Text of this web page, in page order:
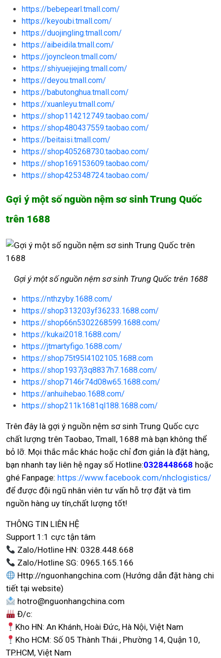
https://bebepearl.tmall.com/
https://keyoubi.tmall.com/
https://duojingling.tmall.com/
https://aibeidila.tmall.com/
https://joyncleon.tmall.com/
https://shiyuejiejing.tmall.com/
https://deyou.tmall.com/
https://babutonghua.tmall.com/
https://xuanleyu.tmall.com/
https://shop114212749.taobao.com/
https://shop480437559.taobao.com/
https://beitaisi.tmall.com/
https://shop405268730.taobao.com/
https://shop169153609.taobao.com/
https://shop425348724.taobao.com/
Gợi ý một số nguồn nệm sơ sinh Trung Quốc
trên 1688
Gợi ý một số nguồn nệm sơ sinh Trung Quốc trên 1688
https://nthzyby.1688.com/
https://shop313203yf36233.1688.com/
https://shop66n5302268599.1688.com/
https://kukai2018.1688.com/
https://jtmartyfigo.1688.com/
https://shop75t95l4102105.1688.com
https://shop1937j3q8837h7.1688.com/
https://shop7146r74d08w65.1688.com/
https://anhuihebao.1688.com/
https://shop211k1681ql188.1688.com/
Trên đây là gợi ý nguồn nệm sơ sinh Trung Quốc cực
chất lượng trên Taobao, Tmall, 1688 mà bạn không thể
bỏ lỡ. Mọi thắc mắc khác hoặc chỉ đơn giản là đặt hàng,
bạn nhanh tay liên hệ ngay số Hotline:0328448668 hoặc
ghé Fanpage: https://www.facebook.com/nhclogistics/
để được đội ngũ nhân viên tư vấn hỗ trợ đặt và tìm
nguồn hàng uy tín,chất lượng tốt!
THÔNG TIN LIÊN HỆ
Support 1:1 cực tận tâm
Zalo/Hotline HN: 0328.448.668
Zalo/Hotline SG: 0965.165.166
Http://nguonhangchina.com (Hướng dẫn đặt hàng chi
tiết tại website)
hotro@nguonhangchina.com
Đ/c:
Kho HN: An Khánh, Hoài Đức, Hà Nội, Việt Nam
Kho HCM: Số 05 Thành Thái , Phường 14, Quận 10,
TP.HCM, Việt Nam